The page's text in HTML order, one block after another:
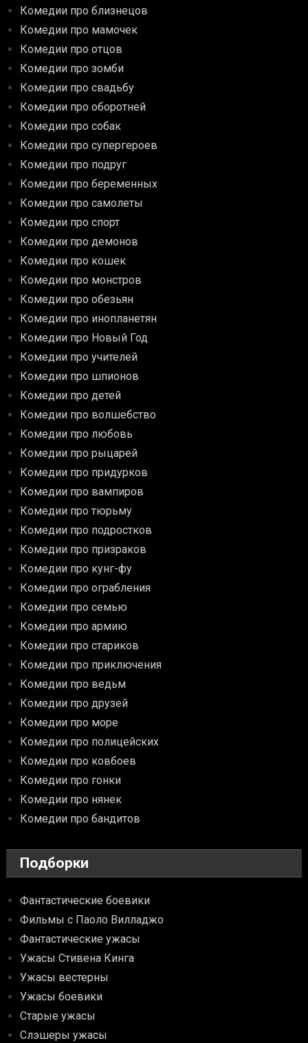
Комедии про близнецов
Комедии про мамочек
Комедии про отцов
Комедии про зомби
Комедии про свадьбу
Комедии про оборотней
Комедии про собак
Комедии про супергероев
Комедии про подруг
Комедии про беременных
Комедии про самолеты
Комедии про спорт
Комедии про демонов
Комедии про кошек
Комедии про монстров
Комедии про обезьян
Комедии про инопланетян
Комедии про Новый Год
Комедии про учителей
Комедии про шпионов
Комедии про детей
Комедии про волшебство
Комедии про любовь
Комедии про рыцарей
Комедии про придурков
Комедии про вампиров
Комедии про тюрьму
Комедии про подростков
Комедии про призраков
Комедии про кунг-фу
Комедии про ограбления
Комедии про семью
Комедии про армию
Комедии про стариков
Комедии про приключения
Комедии про ведьм
Комедии про друзей
Комедии про море
Комедии про полицейских
Комедии про ковбоев
Комедии про гонки
Комедии про нянек
Комедии про бандитов
Подборки
Фантастические боевики
Фильмы с Паоло Вилладжо
Фантастические ужасы
Ужасы Стивена Кинга
Ужасы вестерны
Ужасы боевики
Старые ужасы
Слэшеры ужасы